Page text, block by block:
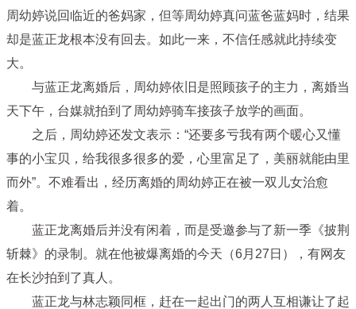
周幼婷说回临近的爸妈家，但等周幼婷真问蓝爸蓝妈时，结果
却是蓝正龙根本没有回去。如此一来，不信任感就此持续变
大。
与蓝正龙离婚后，周幼婷依旧是照顾孩子的主力，离婚当
天下午，台媒就拍到了周幼婷骑车接孩子放学的画面。
之后，周幼婷还发文表示：“还要多亏我有两个暖心又懂
事的小宝贝，给我很多很多的爱，心里富足了，美丽就能由里
而外”。不难看出，经历离婚的周幼婷正在被一双儿女治愈
着。
蓝正龙离婚后并没有闲着，而是受邀参与了新一季《披荆
斩棘》的录制。就在他被爆离婚的今天（6月27日），有网友
在长沙拍到了真人。
蓝正龙与林志颖同框，赶在一起出门的两人互相谦让了起